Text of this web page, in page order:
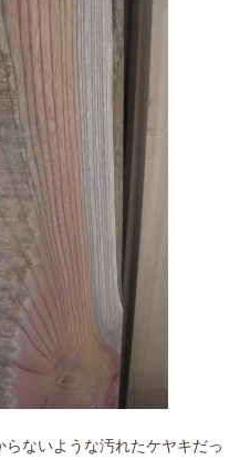
ないような汚れたケヤキだっ